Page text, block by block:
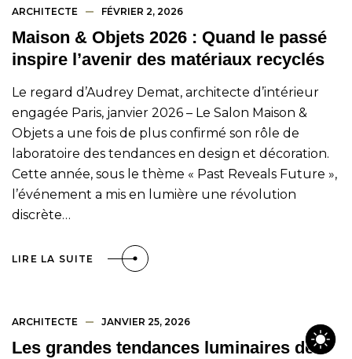
ARCHITECTE FÉVRIER 2, 2026
Maison & Objets 2026 : Quand le passé
inspire l’avenir des matériaux recyclés
Le regard d’Audrey Demat, architecte d’intérieur
engagée Paris, janvier 2026 – Le Salon Maison &
Objets a une fois de plus confirmé son rôle de
laboratoire des tendances en design et décoration.
Cette année, sous le thème « Past Reveals Future »,
l’événement a mis en lumière une révolution
discrète…
LIRE LA SUITE
ARCHITECTE JANVIER 25, 2026
Les grandes tendances luminaires de